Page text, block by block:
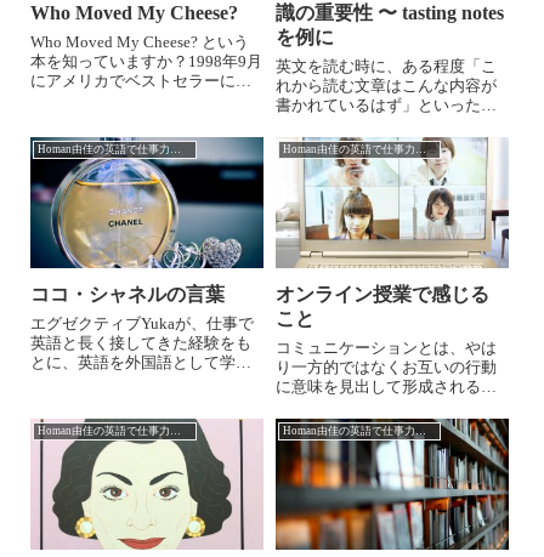
Who Moved My Cheese?
Who Moved My Cheese? という
本を知っていますか？1998年9月
にアメリカでベストセラーにな
ネス啓発本です。著者はSpencer
Johnson (スペンサー・ジョン...
識の重要性 〜 tasting notes
を例に
英文を読む時に、ある程度「こ
れから読む文章はこんな内容が
書かれているはず」といった心
違いをしてしまうことがありま
す。逆に、背景知識があれば、
多少わからない単語に遭遇して
も、持っている知識や経験をも
とに推測しながら...
ココ・シャネルの言葉
エグゼクティブYukaが、仕事で
英語と長く接してきた経験をも
とに、英語を外国語として学ぶ
然なるままに書いています。＊
＊＊＊＊＊＊＊＊＊＊＊＊＊＊
＊＊＊＊＊＊＊最近、ほんの少
しの空き時間...
オンライン授業で感じる
こと
コミュニケーションとは、やは
り一方的ではなくお互いの行動
に意味を見出して形成されるも
面授業こそ深いコミュニケーシ
ョンが可能だと信じてきた教員
は多いと思いますが、オンライ
ン授業に慣れるにつれて、そう
とは限らないということに気づ
き始めているはずです。